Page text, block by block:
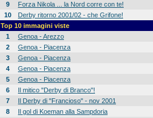
9
Forza Nikola ... la Nord corre con te!
10
Derby ritorno 2001/02 - che Grifone!
Top 10 immagini viste
1
Genoa - Arezzo
2
Genoa - Piacenza
3
Genoa - Piacenza
4
Genoa - Piacenza
5
Genoa - Piacenza
6
Il mitico "Derby di Branco"!
7
Il Derby di "Francioso" - nov 2001
8
Il gol di Koeman alla Sampdoria